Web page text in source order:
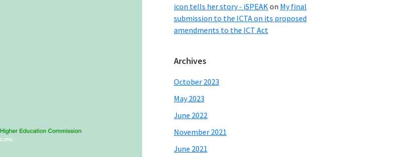
icon tells her story - iSPEAKon My final
submission to the ICTA on its proposed
amendments to the ICT Act
Archives
October 2023
May 2023
June 2022
November 2021
June 2021